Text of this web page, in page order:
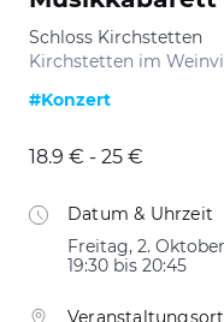
Schloss Kirchstetten
Kirchstetten im
#Konzert
18.9 € - 25 €
Datum & Uhrzeit
Freitag, 2.
19:30 bis 20:45
Veranstaltungsort